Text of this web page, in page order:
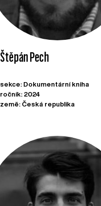
Štěpán Pech
sekce: Dokumentární kniha
ročník: 2024
země: Česká republika